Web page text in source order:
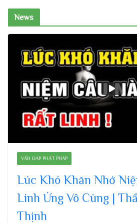
News
VẤN ĐÁP PHẬT PHÁP
Lúc Khó Khăn Nhớ
Linh Ứng Vô Cùng |
Thịnh